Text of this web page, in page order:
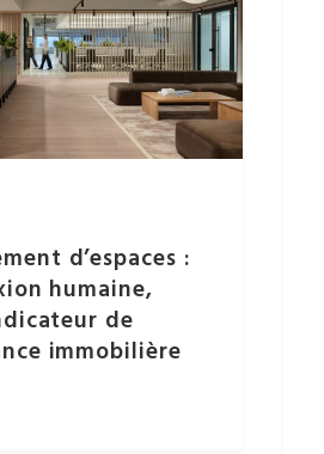
d’espaces :
humaine,
de
immobilière